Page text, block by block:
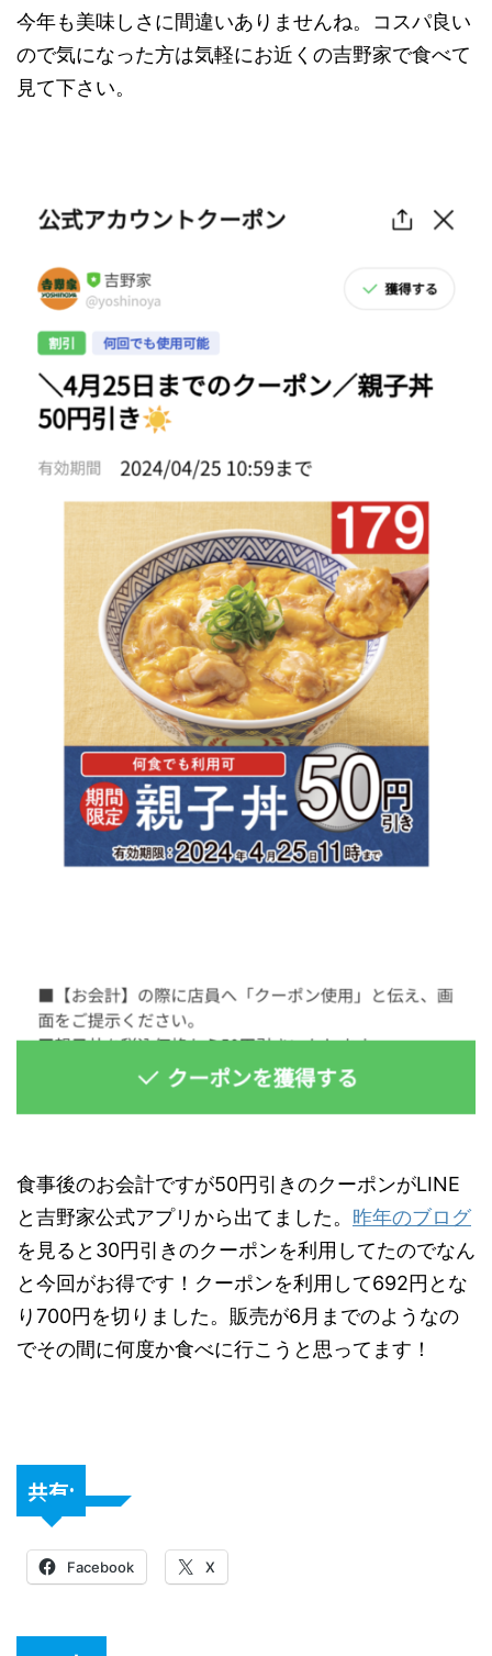
今年も美味しさに間違いありませんね。コスパ良い
ので気になった方は気軽にお近くの吉野家で食べて
見て下さい。
食事後のお会計ですが50円引きのクーポンがLINE
と吉野家公式アプリから出てました。 昨年のブログ
を見ると30円引きのクーポンを利用してたのでなん
と今回がお得です！クーポンを利用して692円とな
り700円を切りました。販売が6月までのようなの
でその間に何度か食べに行こうと思ってます！
共有:
Facebook X